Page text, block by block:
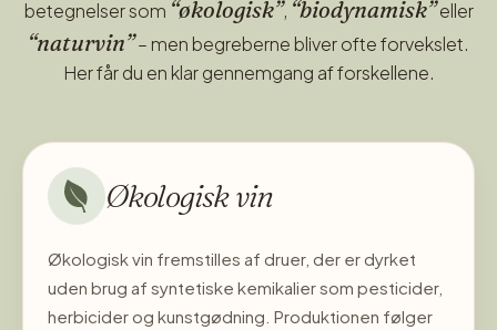
betegnelser som “økologisk”, “biodynamisk”eller
“naturvin”– men begreberne bliver ofte forvekslet.
Her får du en klar gennemgang af forskellene.
Økologisk vin
Økologisk vin fremstilles af druer, der er dyrket
uden brug af syntetiske kemikalier som pesticider,
herbicider og kunstgødning. Produktionen følger